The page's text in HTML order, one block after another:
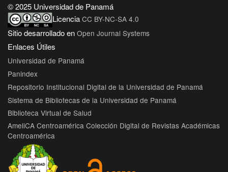
© 2025 Universidad de Panamá
Licencia CC BY-NC-SA 4.0
Sitio desarrollado en Open Journal Systems
Enlaces Útiles
Universidad de Panamá
Panindex
Repositorio Institucional Digital de la Universidad de Panamá
Sistema de Bibliotecas de la Universidad de Panamá
Biblioteca Virtual de Salud
AmeliCA Centroamérica Colección Digital de Revistas Académicas
Centroamérica